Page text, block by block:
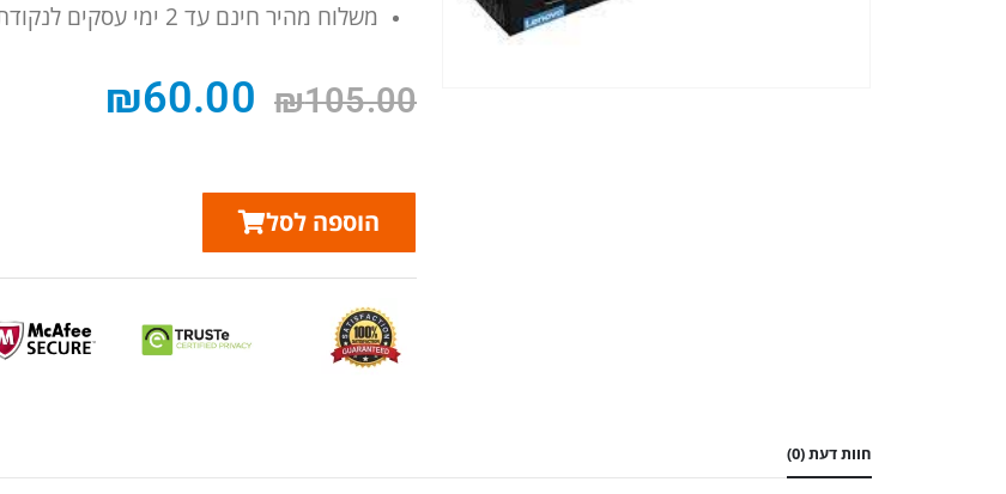
משלוח מהיר חינם עד 2 ימי עסקים לנקודת איסוף!
₪105.00
₪60.00
הוספה לסל
חוות דעת (0)